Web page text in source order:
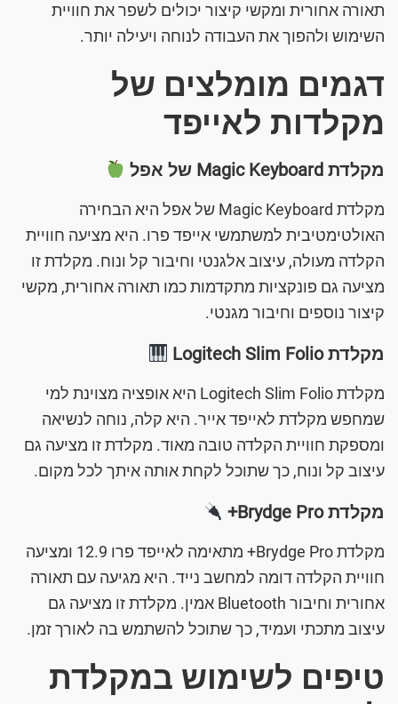
תאורה אחורית ומקשי קיצור יכולים לשפר את חוויית
השימוש ולהפוך את העבודה לנוחה ויעילה יותר.
דגמים מומלצים של
מקלדות לאייפד
מקלדת Magic Keyboard של אפל
מקלדת Magic Keyboard של אפל היא הבחירה
האולטימטיבית למשתמשי אייפד פרו. היא מציעה חוויית
הקלדה מעולה, עיצוב אלגנטי וחיבור קל ונוח. מקלדת זו
מציעה גם פונקציות מתקדמות כמו תאורה אחורית, מקשי
קיצור נוספים וחיבור מגנטי.
מקלדת Logitech Slim Folio
מקלדת Logitech Slim Folio היא אופציה מצוינת למי
שמחפש מקלדת לאייפד אייר. היא קלה, נוחה לנשיאה
ומספקת חוויית הקלדה טובה מאוד. מקלדת זו מציעה גם
עיצוב קל ונוח, כך שתוכל לקחת אותה איתך לכל מקום.
מקלדת Brydge Pro+
מקלדת Brydge Pro+ מתאימה לאייפד פרו 12.9 ומציעה
חוויית הקלדה דומה למחשב נייד. היא מגיעה עם תאורה
אחורית וחיבור Bluetooth אמין. מקלדת זו מציעה גם
עיצוב מתכתי ועמיד, כך שתוכל להשתמש בה לאורך זמן.
טיפים לשימוש במקלדת